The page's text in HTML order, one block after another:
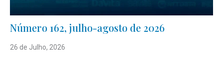
Número 162, julho-agosto de 2026
26 de Julho, 2026